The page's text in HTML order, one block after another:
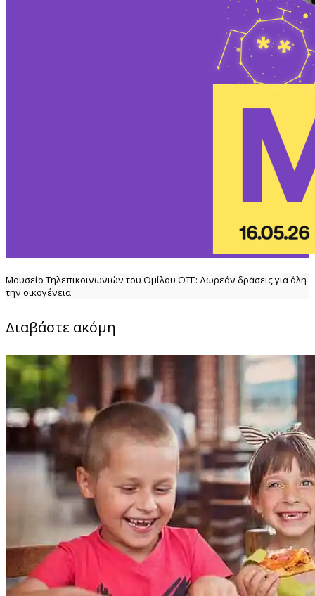
Μουσείο Τηλεπικοινωνιών του Ομίλου ΟΤΕ: Δωρεάν δράσεις για όλη
την οικογένεια
Διαβάστε ακόμη